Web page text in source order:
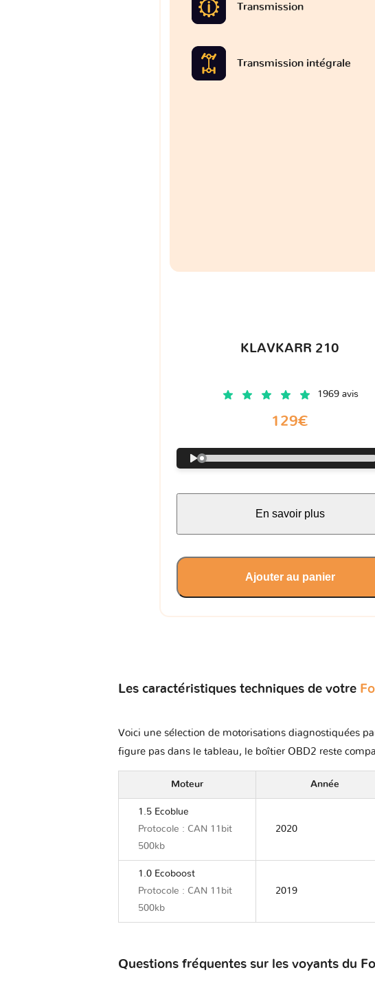
Transmission
Transmission intégrale
KLAVKARR 210
1969 avis
129€
En savoir plus
Ajouter au panier
Les caractéristiques techniques de votre
Voici une sélection de motorisations diagnostiquées
figure pas dans le tableau, le boîtier OBD2 reste
Moteur Année
1.5 Ecoblue
Protocole : CAN 11bit
500kb
2020
1.0 Ecoboost
Protocole : CAN 11bit
500kb
2019
Questions fréquentes sur les voyants du